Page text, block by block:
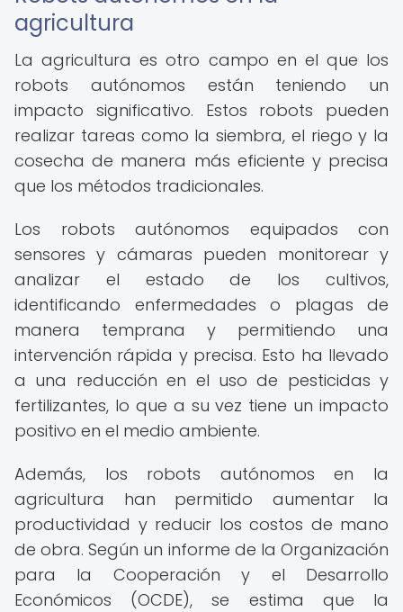
agricultura
La agricultura es otro campo en el que los
robots autónomos están teniendo un
impacto significativo. Estos robots pueden
realizar tareas como la siembra, el riego y la
cosecha de manera más eficiente y precisa
que los métodos tradicionales.
Los robots autónomos equipados con
sensores y cámaras pueden monitorear y
analizar el estado de los cultivos,
identificando enfermedades o plagas de
manera temprana y permitiendo una
intervención rápida y precisa. Esto ha llevado
a una reducción en el uso de pesticidas y
fertilizantes, lo que a su vez tiene un impacto
positivo en el medio ambiente.
Además, los robots autónomos en la
agricultura han permitido aumentar la
productividad y reducir los costos de mano
de obra. Según un informe de la Organización
para la Cooperación y el Desarrollo
Económicos (OCDE), se estima que la